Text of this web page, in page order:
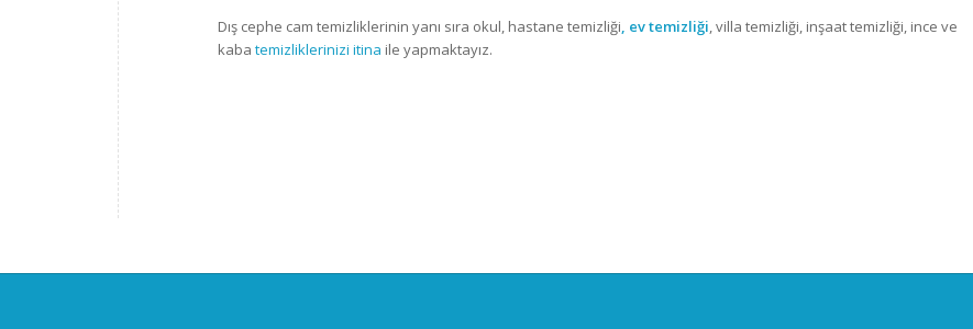
Dış cephe cam temizliklerinin yanı sıra okul, hastane temizliği , ev temizliği , villa temizliği, inşaat temizliği, ince ve
kaba temizliklerinizi itina ile yapmaktayız.